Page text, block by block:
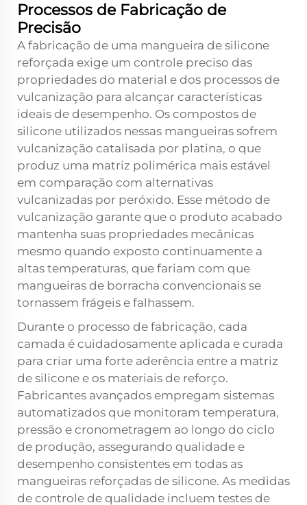
Processos de Fabricação de
Precisão
A fabricação de uma mangueira de silicone
reforçada exige um controle preciso das
propriedades do material e dos processos de
vulcanização para alcançar características
ideais de desempenho. Os compostos de
silicone utilizados nessas mangueiras sofrem
vulcanização catalisada por platina, o que
produz uma matriz polimérica mais estável
em comparação com alternativas
vulcanizadas por peróxido. Esse método de
vulcanização garante que o produto acabado
mantenha suas propriedades mecânicas
mesmo quando exposto continuamente a
altas temperaturas, que fariam com que
mangueiras de borracha convencionais se
tornassem frágeis e falhassem.
Durante o processo de fabricação, cada
camada é cuidadosamente aplicada e curada
para criar uma forte aderência entre a matriz
de silicone e os materiais de reforço.
Fabricantes avançados empregam sistemas
automatizados que monitoram temperatura,
pressão e cronometragem ao longo do ciclo
de produção, assegurando qualidade e
desempenho consistentes em todas as
mangueiras reforçadas de silicone. As medidas
de controle de qualidade incluem testes de